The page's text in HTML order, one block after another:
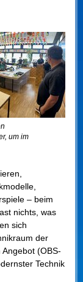
um im
– beim
nichts, was
sich
der
(OBS-
Technik